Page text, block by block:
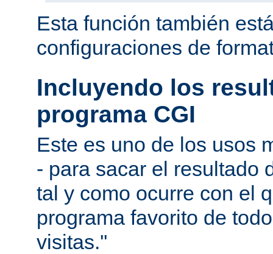
Esta función también
configuraciones de
Incluyendo los
programa CGI
Este es uno de los usos
- para sacar el resultado
tal y como ocurre con el
programa favorito de
visitas.''